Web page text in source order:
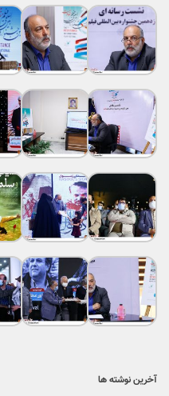
آخرین نوشته ها